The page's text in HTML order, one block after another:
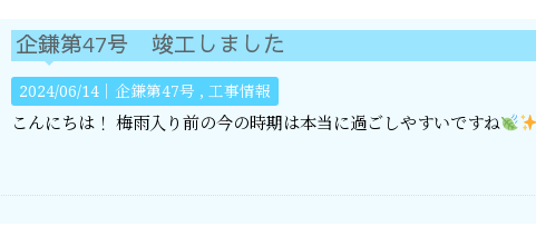
企鎌第47号 竣工しました
2024/06/14｜ 企鎌第47号 工事情報
こんにちは！ 梅雨入り前の今の時期は本当に過ごしやすいですね